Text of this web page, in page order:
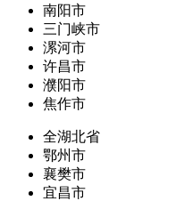
南阳市
三门峡市
漯河市
许昌市
濮阳市
焦作市
全湖北省
鄂州市
襄樊市
宜昌市